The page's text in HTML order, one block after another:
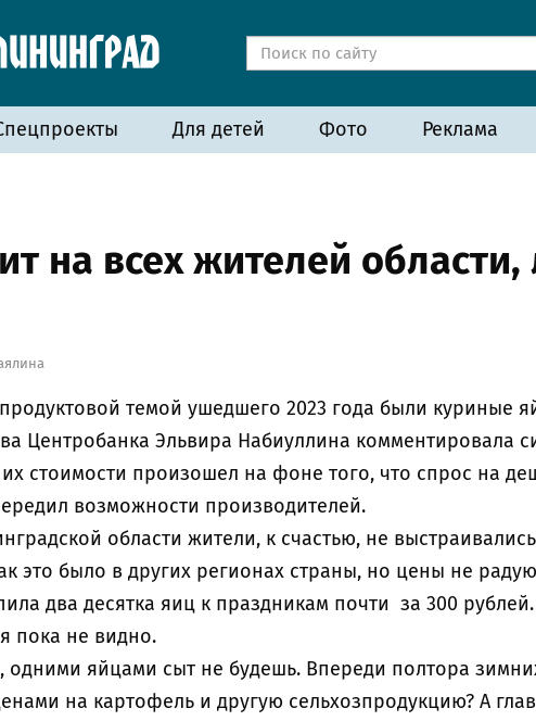
Для детей Фото Реклама
на всех жителей
темой ушедшего 2023 года были куриные
Центробанка Эльвира Набиуллина комментировала
их стоимости произошел на фоне того, что спрос на
возможности производителей.
области жители, к счастью, не
это было в других регионах страны, но цены не
два десятка яиц к праздникам почти за 300
пока не видно.
одними яйцами сыт не будешь. Впереди полтора
на картофель и другую сельхозпродукцию? А